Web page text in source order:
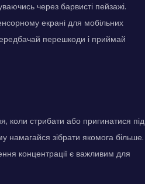
через барвисті пейзажі.
екрані для мобільних
перешкоди і приймай
коли стрибати або пригинатися під
намагайся зібрати якомога більше.
концентрації є важливим для